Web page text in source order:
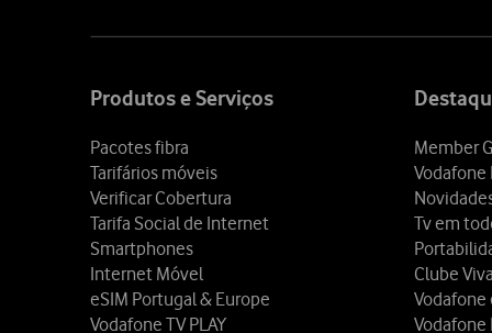
Produtos e Serviços
Pacotes fibra
Tarifários móveis
Verificar Cobertura
Tarifa Social de Internet
Smartphones
Internet Móvel
eSIM Portugal & Europe
Vodafone TV PLAY
Member
Vodafone
Tv em
Clube Viva
Vodafone
Vodafone